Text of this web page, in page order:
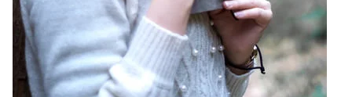
【悲報】”サ終”相次ぐスマホゲーム、倒産も急増 過
去最多ペースで推移 / 2chまとめアンテナ！ NEW!
02:23)
5年15億円の巨額契約で加入した巨人の甲斐拓也が一
軍から遠ざかっている理由と復活への課題を徹底解説 /
2chまとめアンテナ！
NEW! (8/10 02:23)